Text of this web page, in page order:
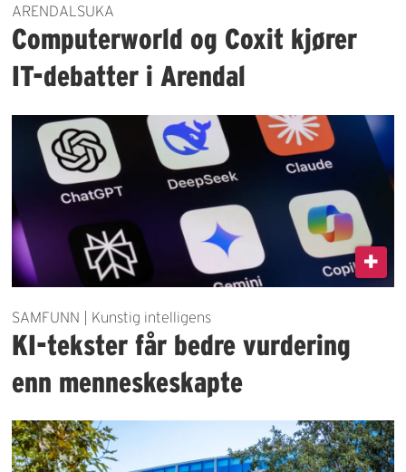
ARENDALSUKA
Computerworld og Coxit kjører
IT-debatter i Arendal
SAMFUNN | Kunstig intelligens
KI-tekster får bedre vurdering
enn menneskeskapte